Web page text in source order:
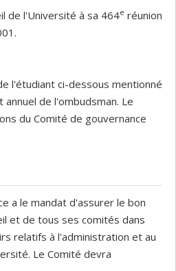
de l'Université à sa 464e réunion
l'étudiant ci-dessous mentionné
de l'ombudsman. Le
du Comité de gouvernance
a le mandat d'assurer le bon
et de tous ses comités dans
relatifs à l'administration et au
Le Comité devra